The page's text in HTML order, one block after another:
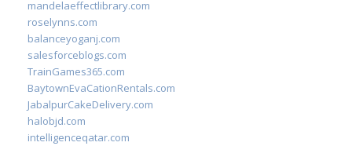
mandelaeffectlibrary.com
roselynns.com
balanceyoganj.com
salesforceblogs.com
TrainGames365.com
BaytownEvaCationRentals.com
JabalpurCakeDelivery.com
halobjd.com
intelligenceqatar.com